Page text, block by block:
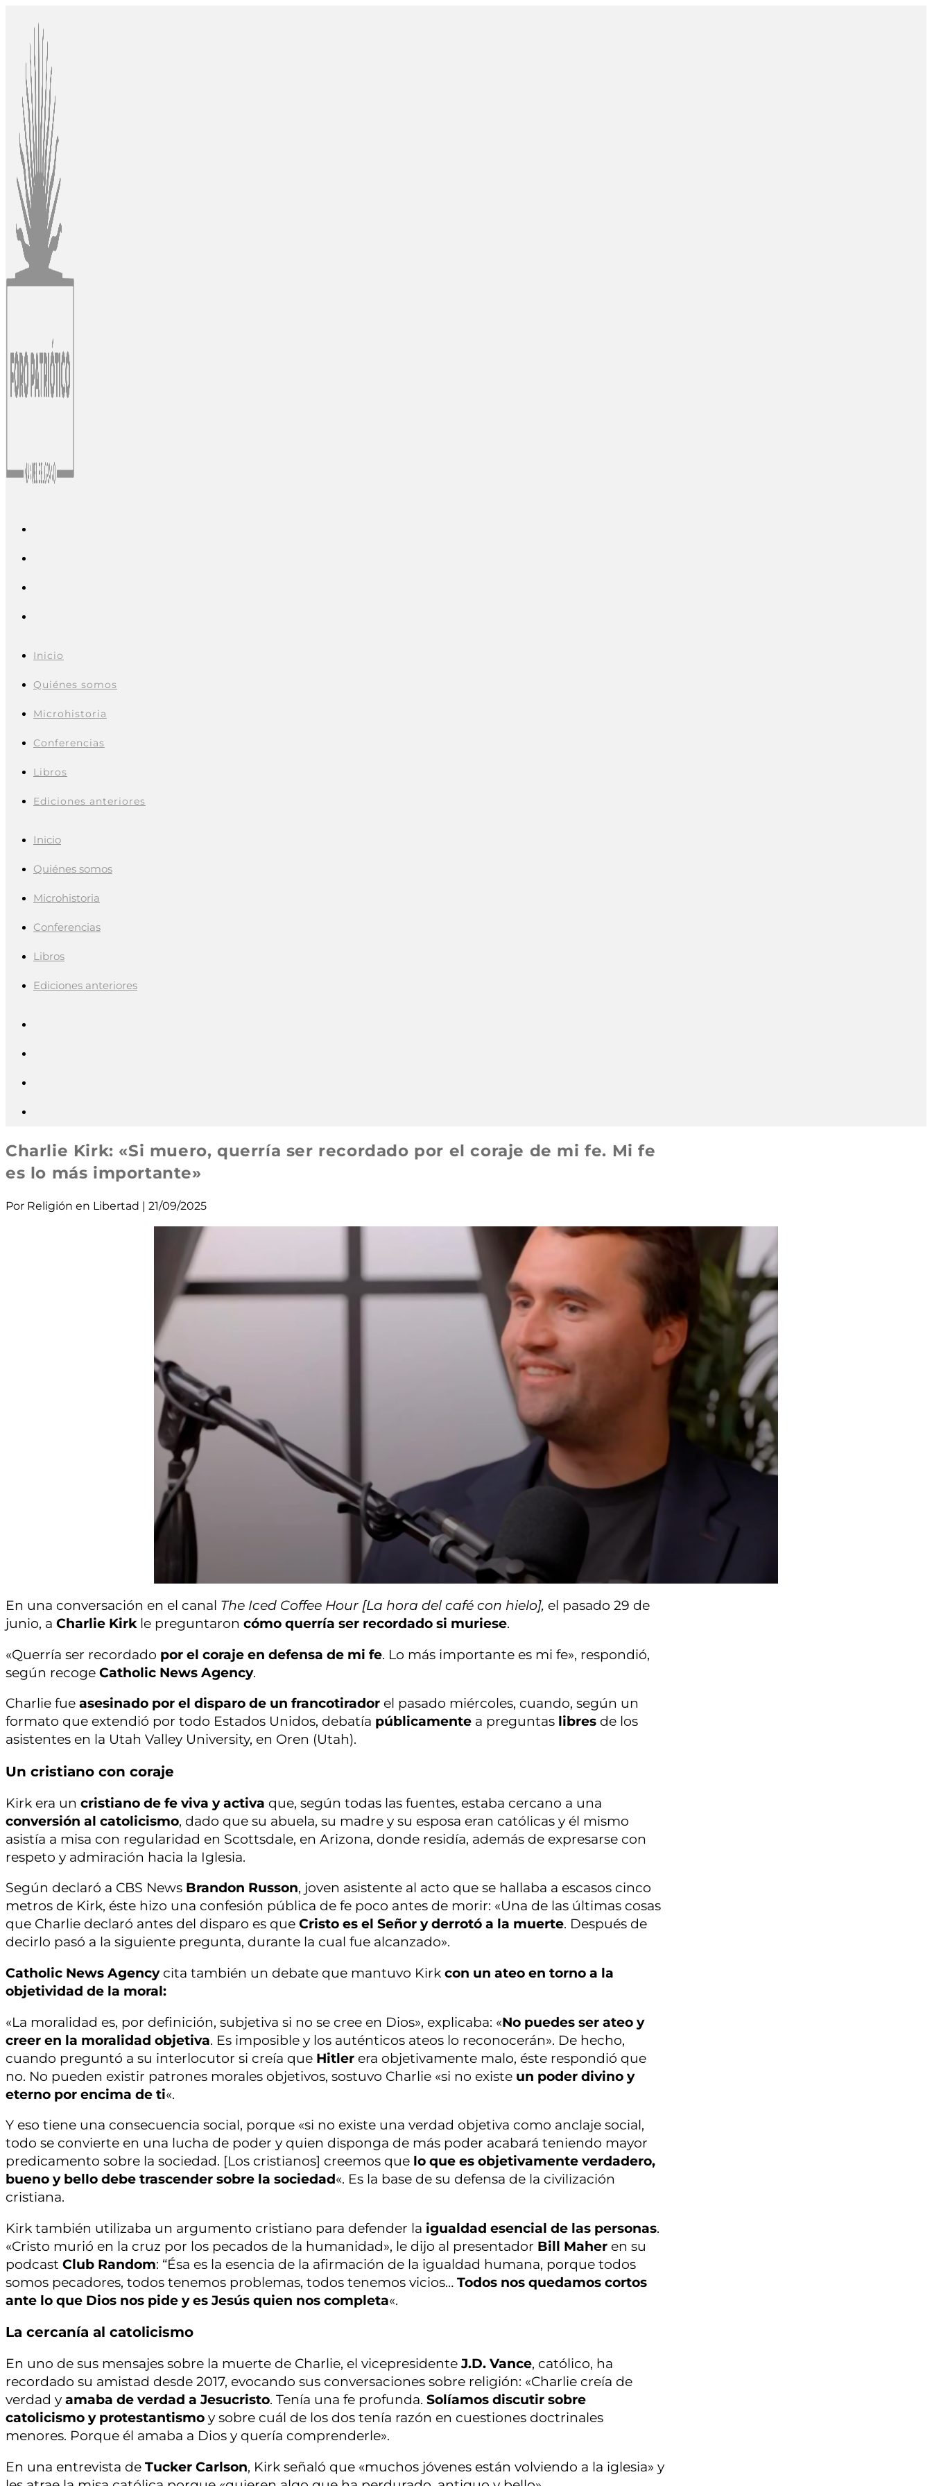
contenido
Inicio
Quiénes somos
Microhistoria
Conferencias
Libros
Ediciones anteriores
Inicio
Quiénes somos
Microhistoria
Conferencias
Libros
Ediciones anteriores
Charlie Kirk: «Si muero, querría ser recordado por el coraje de mi fe. Mi fe
es lo más importante»
Por Religión en Libertad | 21/09/2025
En una conversación en el canal The Iced Coffee Hour [La hora del café con hielo], el pasado 29 de
junio, a Charlie Kirk le preguntaron cómo querría ser recordado si muriese.
«Querría ser recordado por el coraje en defensa de mi fe. Lo más importante es mi fe», respondió,
según recoge Catholic News Agency.
Charlie fue asesinado por el disparo de un francotirador el pasado miércoles, cuando, según un
formato que extendió por todo Estados Unidos, debatía públicamente a preguntas libres de los
asistentes en la Utah Valley University, en Oren (Utah).
Un cristiano con coraje
Kirk era un cristiano de fe viva y activa que, según todas las fuentes, estaba cercano a una
conversión al catolicismo, dado que su abuela, su madre y su esposa eran católicas y él mismo
asistía a misa con regularidad en Scottsdale, en Arizona, donde residía, además de expresarse con
respeto y admiración hacia la Iglesia.
Según declaró a CBS News Brandon Russon, joven asistente al acto que se hallaba a escasos cinco
metros de Kirk, éste hizo una confesión pública de fe poco antes de morir: «Una de las últimas cosas
que Charlie declaró antes del disparo es que Cristo es el Señor y derrotó a la muerte. Después de
decirlo pasó a la siguiente pregunta, durante la cual fue alcanzado».
Catholic News Agencycita también un debate que mantuvo Kirk con un ateo en torno a la
objetividad de la moral:
«La moralidad es, por definición, subjetiva si no se cree en Dios», explicaba: «No puedes ser ateo y
creer en la moralidad objetiva. Es imposible y los auténticos ateos lo reconocerán». De hecho,
cuando preguntó a su interlocutor si creía que Hitler era objetivamente malo, éste respondió que
no. No pueden existir patrones morales objetivos, sostuvo Charlie «si no existe un poder divino y
eterno por encima de ti«.
Y eso tiene una consecuencia social, porque «si no existe una verdad objetiva como anclaje social,
todo se convierte en una lucha de poder y quien disponga de más poder acabará teniendo mayor
predicamento sobre la sociedad. [Los cristianos] creemos que lo que es objetivamente verdadero,
bueno y bello debe trascender sobre la sociedad«. Es la base de su defensa de la civilización
cristiana.
Kirk también utilizaba un argumento cristiano para defender la igualdad esencial de las personas.
«Cristo murió en la cruz por los pecados de la humanidad», le dijo al presentador Bill Maher en su
podcast Club Random: “Ésa es la esencia de la afirmación de la igualdad humana, porque todos
somos pecadores, todos tenemos problemas, todos tenemos vicios… Todos nos quedamos cortos
ante lo que Dios nos pide y es Jesús quien nos completa«.
La cercanía al catolicismo
En uno de sus mensajes sobre la muerte de Charlie, el vicepresidenteJ.D. Vance, católico, ha
recordado su amistad desde 2017, evocando sus conversaciones sobre religión: «Charlie creía de
verdad y amaba de verdad a Jesucristo. Tenía una fe profunda. Solíamos discutir sobre
catolicismo y protestantismo y sobre cuál de los dos tenía razón en cuestiones doctrinales
menores. Porque él amaba a Dios y quería comprenderle».
En una entrevista de Tucker Carlson, Kirk señaló que «muchos jóvenes están volviendo a la iglesia» y